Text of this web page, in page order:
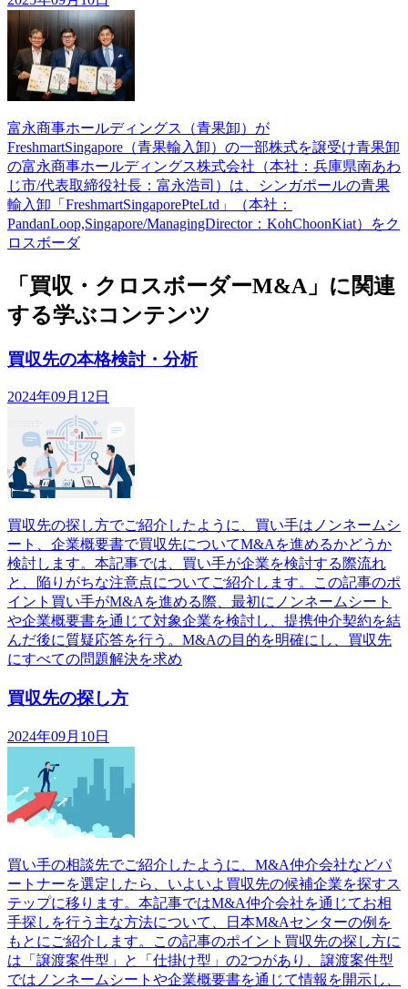
富永商事ホールディングス（青果卸）が
FreshmartSingapore（青果輸入卸）の一部株式を譲受け青果卸
の富永商事ホールディングス株式会社（本社：兵庫県南あわ
じ市/代表取締役社長：富永浩司）は、シンガポールの青果
輸入卸「FreshmartSingaporePteLtd」（本社：
PandanLoop,Singapore/ManagingDirector：KohChoonKiat）をク
ロスボーダ
「買収・クロスボーダーM&A」に関連
する学ぶコンテンツ
買収先の本格検討・分析
2024年09月12日
買収先の探し方でご紹介したように、買い手はノンネームシ
ート、企業概要書で買収先についてM&Aを進めるかどうか
検討します。本記事では、買い手が企業を検討する際流れ
と、陥りがちな注意点についてご紹介します。この記事のポ
イント買い手がM&Aを進める際、最初にノンネームシート
や企業概要書を通じて対象企業を検討し、提携仲介契約を結
んだ後に質疑応答を行う。M&Aの目的を明確にし、買収先
にすべての問題解決を求め
買収先の探し方
2024年09月10日
買い手の相談先でご紹介したように、M&A仲介会社などパ
ートナーを選定したら、いよいよ買収先の候補企業を探すス
テップに移ります。本記事ではM&A仲介会社を通じてお相
手探しを行う主な方法について、日本M&Aセンターの例を
もとにご紹介します。この記事のポイント買収先の探し方に
は「譲渡案件型」と「仕掛け型」の2つがあり、譲渡案件型
ではノンネームシートや企業概要書を通じて情報を開示し、